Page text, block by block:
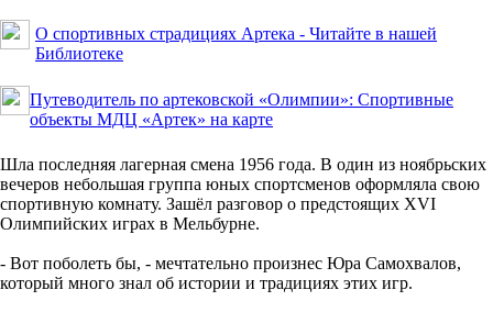
О спортивных страдициях Артека - Читайте в нашей
Библиотеке
Путеводитель по артековской «Олимпии»: Спортивные
объекты МДЦ «Артек» на карте
Шла последняя лагерная смена 1956 года. В один из ноябрьских
вечеров небольшая группа юных спортсменов оформляла свою
спортивную комнату. Зашёл разговор о предстоящих XVI
Олимпийских играх в Мельбурне.
- Вот поболеть бы, - мечтательно произнес Юра Самохвалов,
который много знал об истории и традициях этих игр.